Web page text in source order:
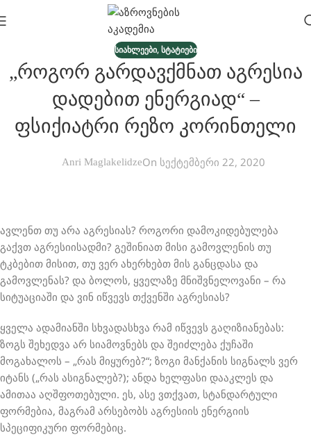
ᲡᲘᲐᲮᲚᲔᲔᲑᲘ, ᲡᲢᲐᲢᲘᲔᲑᲘ
„როგორ Გარდავქმნათ Აგრესია
Დადებით Ენერგიად“ –
Ფსიქიატრი Რეზო Კორინთელი
Anri MaglakelidzeOn სექტემბერი 22, 2020
ავლენთ თუ არა აგრესიას? როგორი დამოკიდებულება
გაქვთ აგრესიისადმი? გეშინიათ მისი გამოვლენის თუ
ტკბებით მისით, თუ ვერ ახერხებთ მის განცდასა და
გამოვლენას? და ბოლოს, ყველაზე მნიშვნელოვანი – რა
სიტუაციაში და ვინ იწვევს თქვენში აგრესიას?
ყველა ადამიანში სხვადასხვა რამ იწვევს გაღიზიანებას:
ზოგს შეხედვა არ სიამოვნებს და შეიძლება ქუჩაში
მოგახალოს – „რას მიყურებ?“; ზოგი მანქანის სიგნალს ვერ
იტანს („რას ასიგნალებ?); ანდა ხელფასი დააკლეს და
ამითაა აღშფოთებული. ეს, ასე ვთქვათ, სტანდარტული
ფორმებია, მაგრამ არსებობს აგრესიის ენერგიის
სპეციფიკური ფორმებიც.